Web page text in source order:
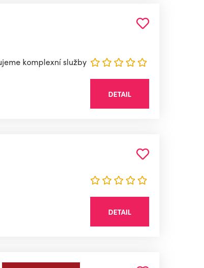
komplexní služby
DETAIL
DETAIL